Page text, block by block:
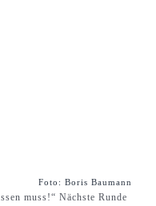
Foto: Boris Baumann
muss!“ Nächste Runde